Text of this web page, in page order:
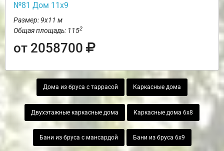
№81 Дом 11х9
Размер: 9х11 м
Общая площадь: 1152
от 2058700
Дома из бруса с таррасой Каркасные дома
Двухэтажные каркасные дома Каркасные дома 6х8
Бани из бруса с мансардой Бани из бруса 6х9